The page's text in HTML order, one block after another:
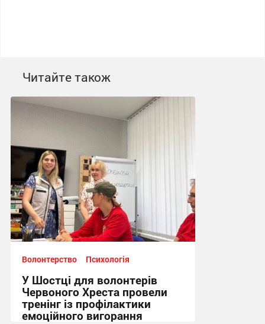
Читайте також
Волонтерство Психологія
У Шостці для волонтерів
Червоного Хреста провели
тренінг із профілактики
емоційного вигорання